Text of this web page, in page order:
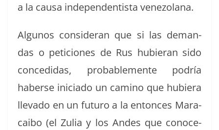
a la causa inde­pen­den­tista venezolana.
Algunos con­sid­er­an que si las deman­
das o peti­ciones de Rus hubier­an sido
con­ce­di­das, prob­a­ble­mente podría
haberse ini­ci­a­do un camino que hubiera
lle­va­do en un futuro a la entonces Mara­
cai­bo (el Zulia y los Andes que cono­ce­